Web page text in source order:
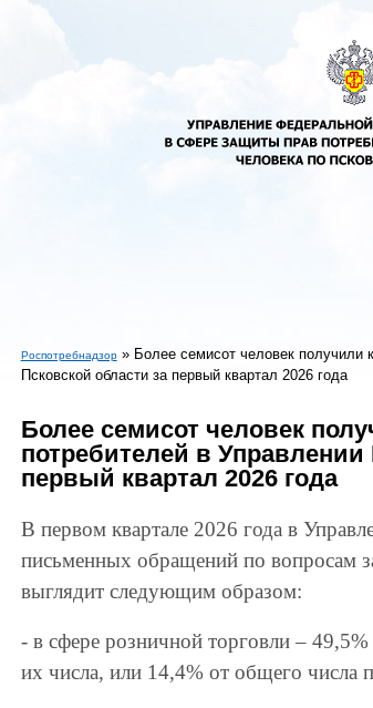
Вы здесь
Роспотребнадзор » Более семисот человек получили
Псковской области за первый квартал 2026 года
Более семисот человек
потребителей в Управлении
первый квартал 2026 года
В первом квартале 2026 года в
письменных обращений по вопросам
выглядит следующим образом:
- в сфере розничной торговли –
их числа, или 14,4% от общего числа